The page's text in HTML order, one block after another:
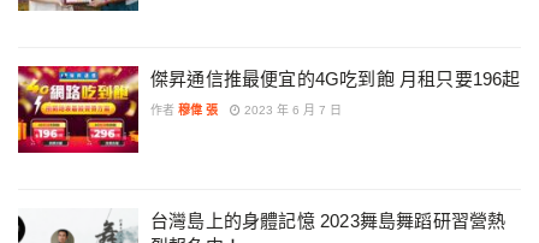
傑昇通信推最便宜的4G吃到飽 月租只要196起
作者 穆偉 張 2023 年 6 月 7 日
台灣島上的身體記憶 2023舞島舞蹈研習營熱